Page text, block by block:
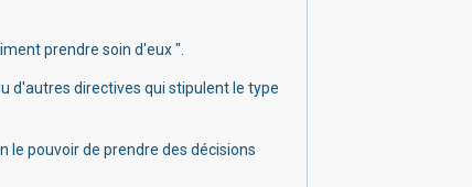
prendre soin d'eux ".
d'autres directives qui stipulent le type
le pouvoir de prendre des décisions